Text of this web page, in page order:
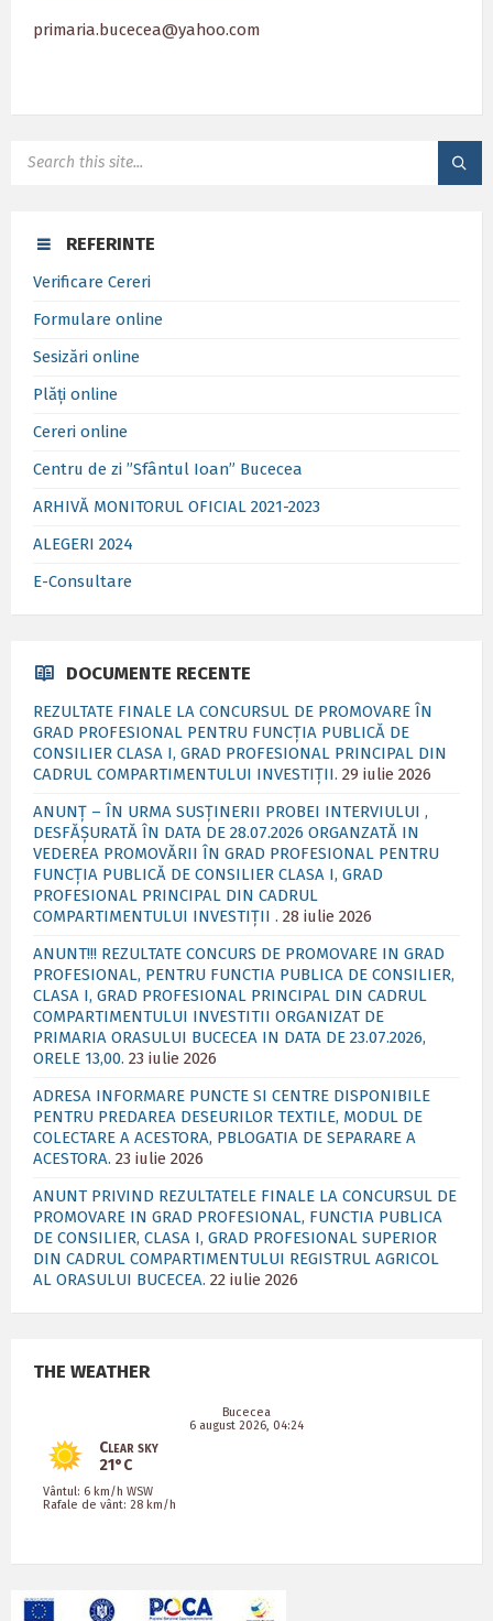
primaria.bucecea@yahoo.com
REFERINTE
Verificare Cereri
Formulare online
Sesizări online
Plăți online
Cereri online
Centru de zi ”Sfântul Ioan” Bucecea
ARHIVĂ MONITORUL OFICIAL 2021-2023
ALEGERI 2024
E-Consultare
DOCUMENTE RECENTE
REZULTATE FINALE LA CONCURSUL DE PROMOVARE ÎN
GRAD PROFESIONAL PENTRU FUNCȚIA PUBLICĂ DE
CONSILIER CLASA I, GRAD PROFESIONAL PRINCIPAL DIN
CADRUL COMPARTIMENTULUI INVESTIȚII. 29 iulie 2026
ANUNȚ – ÎN URMA SUSȚINERII PROBEI INTERVIULUI ,
DESFĂȘURATĂ ÎN DATA DE 28.07.2026 ORGANZATĂ IN
VEDEREA PROMOVĂRII ÎN GRAD PROFESIONAL PENTRU
FUNCȚIA PUBLICĂ DE CONSILIER CLASA I, GRAD
PROFESIONAL PRINCIPAL DIN CADRUL
COMPARTIMENTULUI INVESTIȚII . 28 iulie 2026
ANUNT!!! REZULTATE CONCURS DE PROMOVARE IN GRAD
PROFESIONAL, PENTRU FUNCTIA PUBLICA DE CONSILIER,
CLASA I, GRAD PROFESIONAL PRINCIPAL DIN CADRUL
COMPARTIMENTULUI INVESTITII ORGANIZAT DE
PRIMARIA ORASULUI BUCECEA IN DATA DE 23.07.2026,
ORELE 13,00. 23 iulie 2026
ADRESA INFORMARE PUNCTE SI CENTRE DISPONIBILE
PENTRU PREDAREA DESEURILOR TEXTILE, MODUL DE
COLECTARE A ACESTORA, PBLOGATIA DE SEPARARE A
ACESTORA. 23 iulie 2026
ANUNT PRIVIND REZULTATELE FINALE LA CONCURSUL DE
PROMOVARE IN GRAD PROFESIONAL, FUNCTIA PUBLICA
DE CONSILIER, CLASA I, GRAD PROFESIONAL SUPERIOR
DIN CADRUL COMPARTIMENTULUI REGISTRUL AGRICOL
AL ORASULUI BUCECEA. 22 iulie 2026
THE WEATHER
Bucecea
6 august 2026, 04:24
Clear sky
21°C
Vântul: 6 km/h WSW
Rafale de vânt: 28 km/h